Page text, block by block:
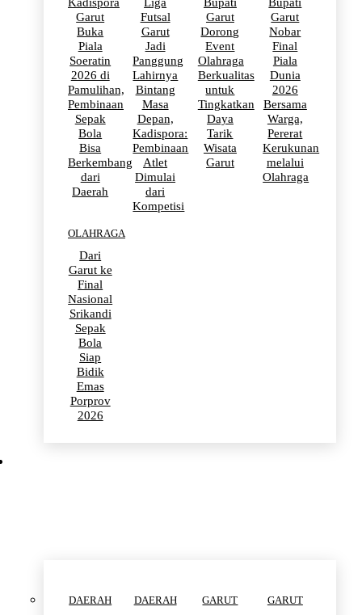
Kadispora
Garut
Buka
Piala
Soeratin
2026 di
Pamulihan,
Pembinaan
Sepak
Bola
Bisa
Berkembang
dari
Daerah
Liga
Futsal
Garut
Jadi
Panggung
Lahirnya
Bintang
Masa
Depan,
Kadispora:
Pembinaan
Atlet
Dimulai
dari
Kompetisi
Bupati
Garut
Dorong
Event
Olahraga
Berkualitas
untuk
Tingkatkan
Daya
Tarik
Wisata
Garut
Bupati
Garut
Nobar
Final
Piala
Dunia
2026
Bersama
Warga,
Pererat
Kerukunan
melalui
Olahraga
OLAHRAGA
Dari
Garut ke
Final
Nasional
Srikandi
Sepak
Bola
Siap
Bidik
Emas
Porprov
2026
DAERAH DAERAH GARUT GARUT